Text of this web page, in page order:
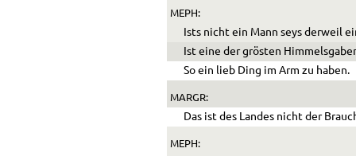
MEPH:
Ists nicht ein Mann seys derweil
Ist eine der grösten
So ein lieb Ding im Arm zu haben.
MARGR:
Das ist des Landes nicht der
MEPH: